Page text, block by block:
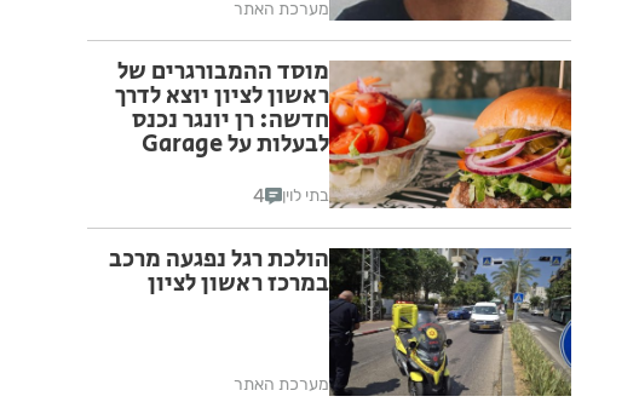
מערכת האתר
מוסד ההמבורגרים של
ראשון לציון יוצא לדרך
חדשה: רן יונגר נכנס
לבעלות על Garage
בתי לוין 4
הולכת רגל נפגעה מרכב
במרכז ראשון לציון
מערכת האתר